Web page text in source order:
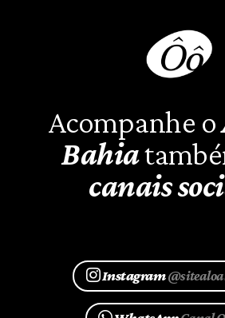
Acompanhe o
Bahia
canais
Instagram